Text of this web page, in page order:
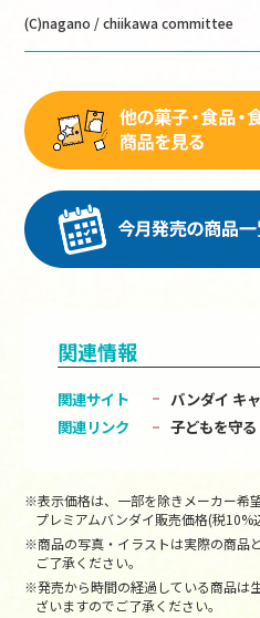
(C)nagano / chiikawa committee
関連情報
関連サイト
バンダイ キ
関連リンク
子どもを守
※表示価格は、一部を除きメーカー希
プレミアムバンダイ販売価格(税10%
※商品の写真・イラストは実際の商品
ご了承ください。
※発売から時間の経過している商品は
ざいますのでご了承ください。